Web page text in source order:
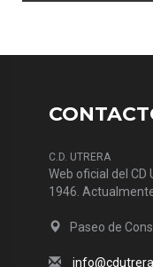
C.D. UTRERA
Web oficial del CD
1946. Actualmente
Paseo de